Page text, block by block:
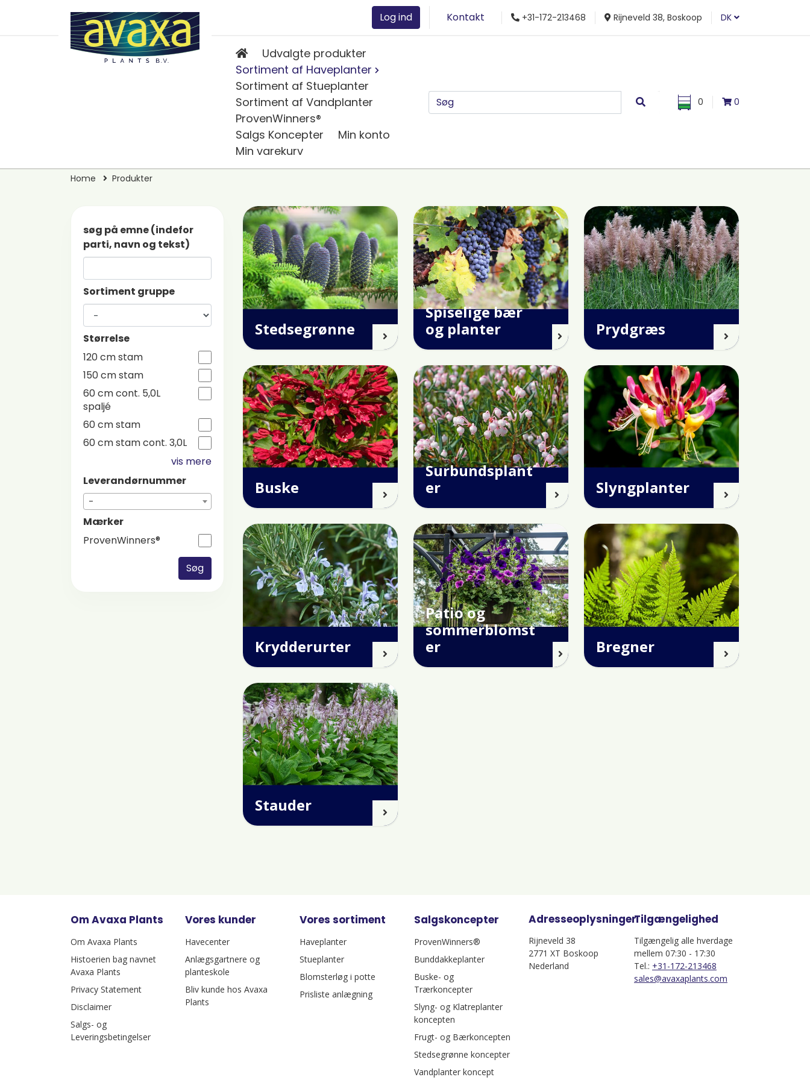
Log ind Kontakt +31-172-213468 Rijneveld 38, Boskoop DK
Udvalgte produkter
Sortiment af Haveplanter
Sortiment af Stueplanter
Sortiment af Vandplanter
ProvenWinners®
Salgs Koncepter
Min konto
Min varekurv
0 0
Home Produkter
søg på emne (indefor
parti, navn og tekst)
Sortiment gruppe
Størrelse
120 cm stam
150 cm stam
60 cm cont. 5,0L
spaljé
60 cm stam
60 cm stam cont. 3,0L
vis mere
Leverandørnummer
-
Mærker
ProvenWinners®
Søg
Stedsegrønne
Spiselige bær
og planter
Prydgræs
Buske
Surbundsplant
er
Slyngplanter
Krydderurter
Patio og
sommerblomst
er
Bregner
Stauder
Om Avaxa Plants
Om Avaxa Plants
Histoerien bag navnet
Avaxa Plants
Privacy Statement
Disclaimer
Salgs- og
Leveringsbetingelser
Vores kunder
Havecenter
Anlægsgartnere og
planteskole
Bliv kunde hos Avaxa
Plants
Vores sortiment
Haveplanter
Stueplanter
Blomsterløg i potte
Prisliste anlægning
Salgskoncepter
ProvenWinners®
Bunddakkeplanter
Buske- og
Trærkoncepter
Slyng- og Klatreplanter
koncepten
Frugt- og Bærkoncepten
Stedsegrønne koncepter
Vandplanter koncept
Adresseoplysninger
Rijneveld 38
2771 XT Boskoop
Nederland
Tilgængelighed
Tilgængelig alle hverdage
mellem 07:30 - 17:30
Tel.: +31-172-213468
sales@avaxaplants.com